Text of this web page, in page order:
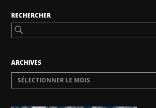
RECHERCHER
ARCHIVES
SÉLECTIONNER LE MOIS